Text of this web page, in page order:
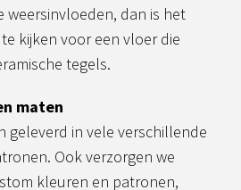
weersinvloeden, dan is het
kijken voor een vloer die
tegels.
maten
geleverd in vele verschillende
Ook verzorgen we
kleuren en patronen,